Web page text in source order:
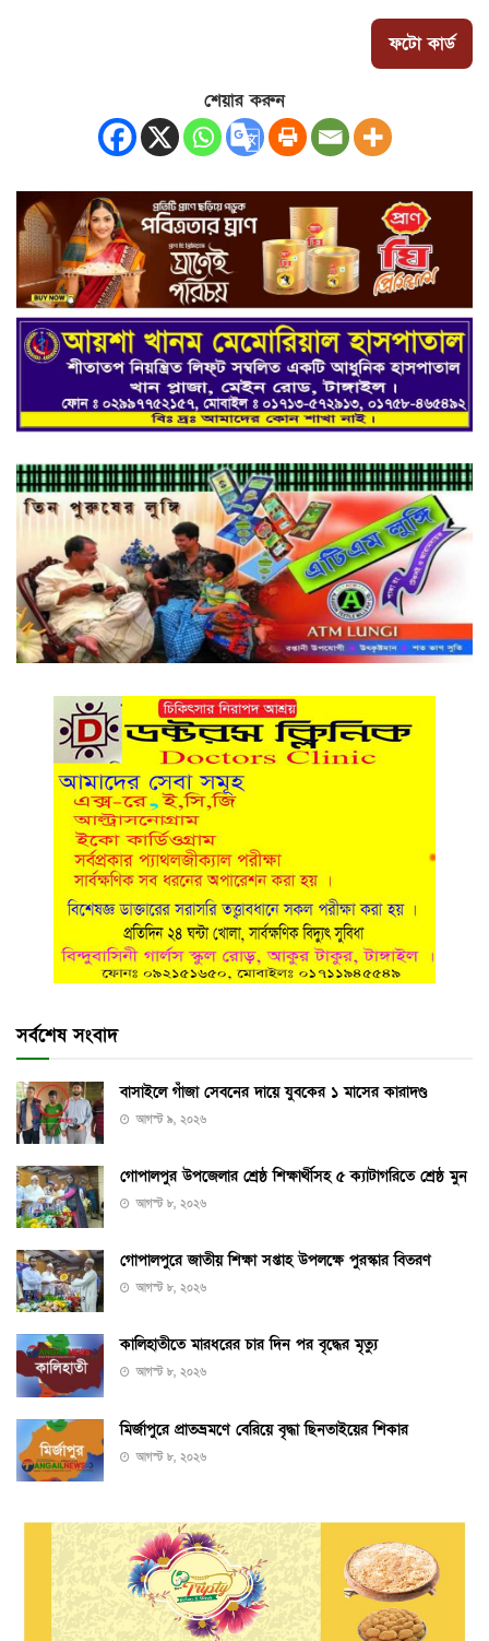
ফটো কার্ড
শেয়ার করুন
সর্বশেষ সংবাদ
বাসাইলে গাঁজা সেবনের দায়ে যুবকের ১ মাসের কারাদণ্ড
আগস্ট ৯, ২০২৬
গোপালপুর উপজেলার শ্রেষ্ঠ শিক্ষার্থীসহ ৫ ক্যাটাগরিতে শ্রেষ্ঠ মুন
আগস্ট ৮, ২০২৬
গোপালপুরে জাতীয় শিক্ষা সপ্তাহ উপলক্ষে পুরস্কার বিতরণ
আগস্ট ৮, ২০২৬
কালিহাতীতে মারধরের চার দিন পর বৃদ্ধের মৃত্যু
আগস্ট ৮, ২০২৬
মির্জাপুরে প্রাতভ্রমণে বেরিয়ে বৃদ্ধা ছিনতাইয়ের শিকার
আগস্ট ৮, ২০২৬